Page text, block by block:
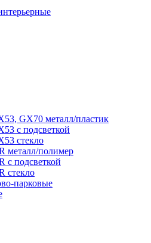
GX70 металл/пластик
с подсветкой
стекло
металл/полимер
с подсветкой
стекло
парковые